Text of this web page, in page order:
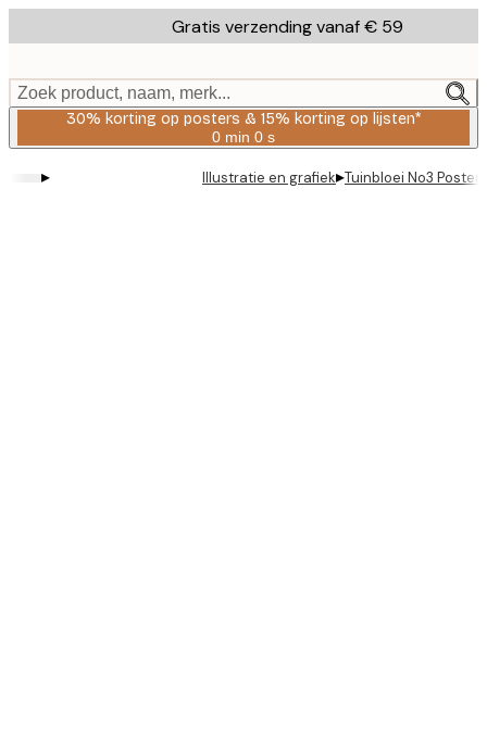
to
content.
Gratis verzending vanaf € 59
Zoek product, naam, merk...
30% korting op posters & 15% korting op lijsten*
0 min 0 s
Geldig
2026-
▸ Illustratie en grafiek▸Tuinbloei No3 Poster